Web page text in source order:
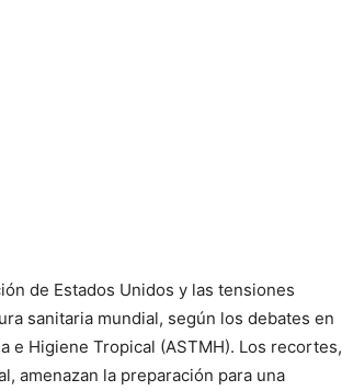
de Estados Unidos y las tensiones
sanitaria mundial, según los debates en
e Higiene Tropical (ASTMH). Los recortes,
amenazan la preparación para una